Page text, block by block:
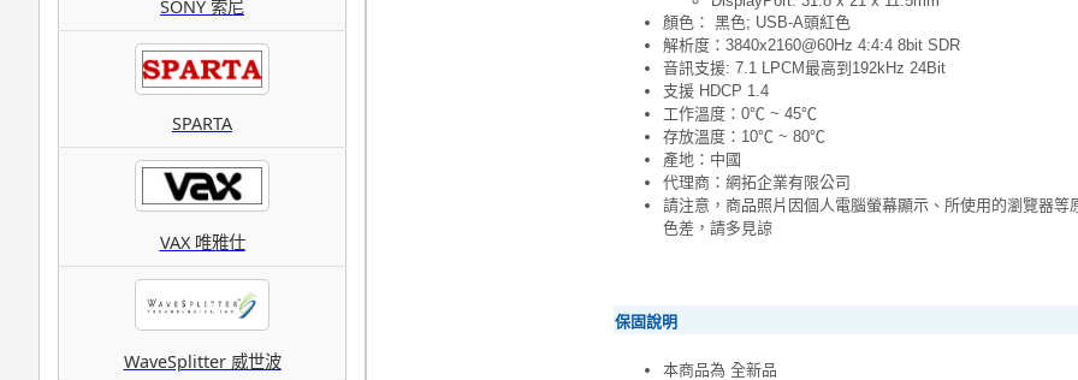
SONY 索尼
SPARTA
VAX 唯雅仕
WaveSplitter 威世波
顏色： 黑色; USB-A頭紅色
解析度：3840x2160@60Hz 4:4:4 8bit SDR
音訊支援: 7.1 LPCM最高到192kHz 24Bit
支援 HDCP 1.4
工作溫度：0℃ ~ 45℃
存放溫度：10℃ ~ 80℃
產地：中國
代理商：網拓企業有限公司
請注意，商品照片因個人電腦螢幕顯示、所使用的瀏覽器
色差，請多見諒
保固說明
本商品為 全新品